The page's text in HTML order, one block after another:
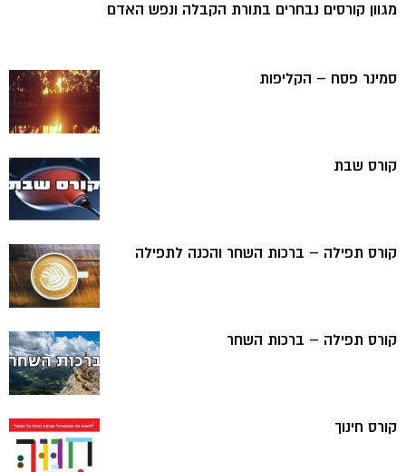
מגוון קורסים נבחרים בתורת הקבלה ונפש האדם
סמינר פסח – הקליפות
קורס שבת
קורס תפילה – ברכות השחר והכנה לתפילה
קורס תפילה – ברכות השחר
קורס חינוך